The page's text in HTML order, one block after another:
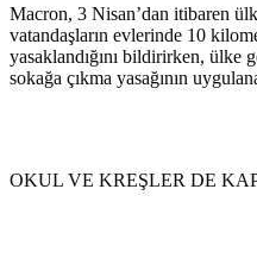
Macron, 3 Nisan’dan itibaren
vatandaşların evlerinde 10
yasaklandığını bildirirken, ülke
sokağa çıkma yasağının
OKUL VE KREŞLER DE